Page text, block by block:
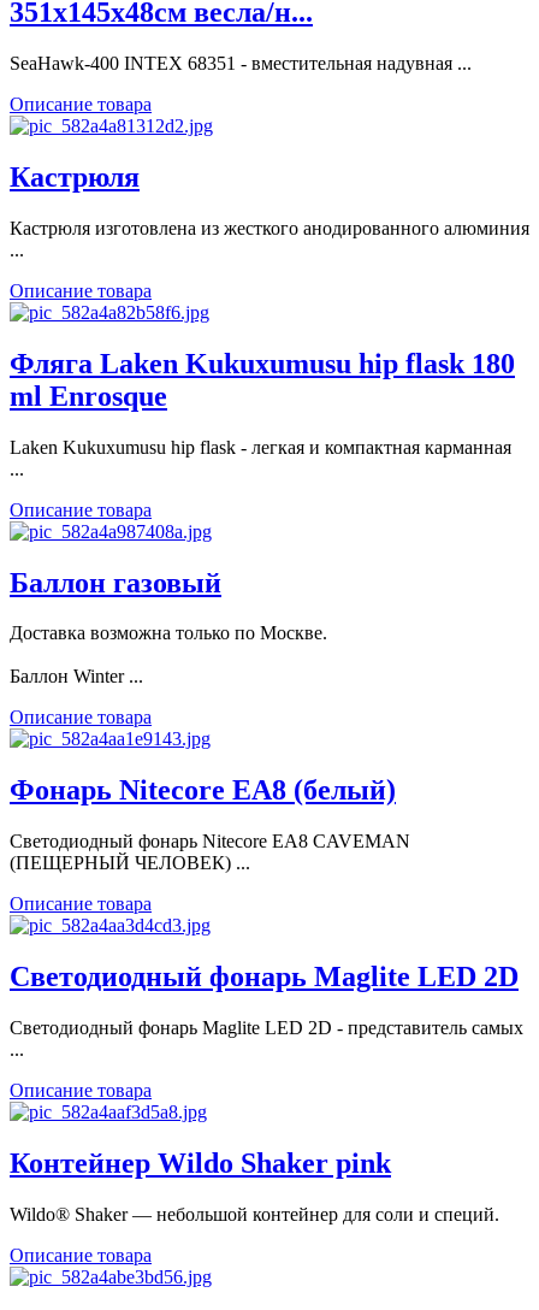
351х145х48см весла/н...
SeaHawk-400 INTEX 68351 - вместительная надувная ...
Описание товара
Кастрюля
Кастрюля изготовлена из жесткого анодированного алюминия
...
Описание товара
Фляга Laken Kukuxumusu hip flask 180
ml Enrosque
Laken Kukuxumusu hip flask - легкая и компактная карманная
...
Описание товара
Баллон газовый
Доставка возможна только по Москве.
Баллон Winter ...
Описание товара
Фонарь Nitecore EA8 (белый)
Светодиодный фонарь Nitecore EA8 CAVEMAN
(ПЕЩЕРНЫЙ ЧЕЛОВЕК) ...
Описание товара
Светодиодный фонарь Maglite LED 2D
Светодиодный фонарь Maglite LED 2D - представитель самых
...
Описание товара
Контейнер Wildo Shaker pink
Wildo® Shaker ― небольшой контейнер для соли и специй.
Описание товара